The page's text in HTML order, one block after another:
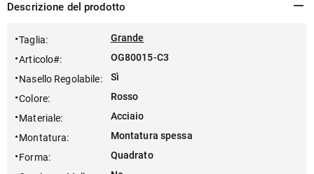
Descrizione del prodotto
Taglia:
Grande
Articolo#:
OG80015-C3
Nasello Regolabile:
Sì
Colore:
Rosso
Materiale:
Acciaio
Montatura:
Montatura spessa
Forma:
Quadrato